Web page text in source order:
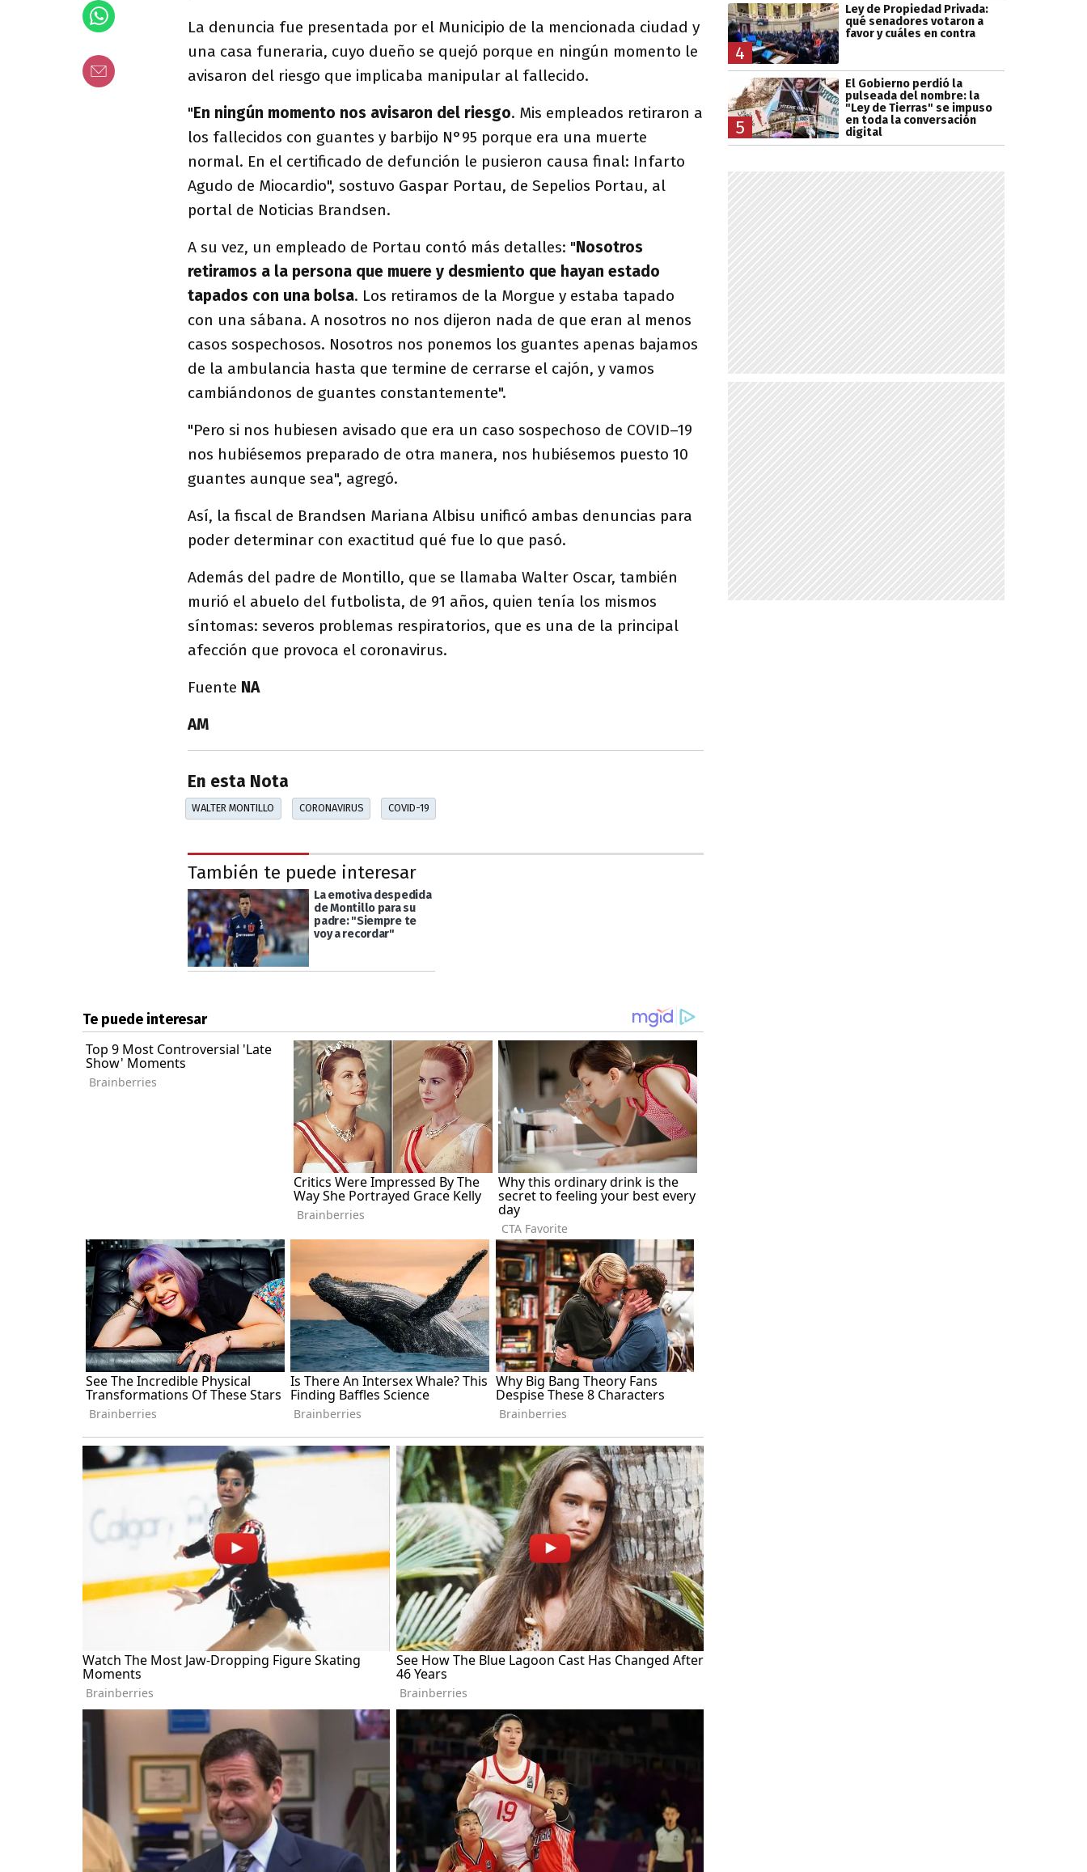
La denuncia fue presentada por el Municipio de la mencionada ciudad y
una casa funeraria, cuyo dueño se quejó porque en ningún momento le
avisaron del riesgo que implicaba manipular al fallecido.
"En ningún momento nos avisaron del riesgo. Mis empleados retiraron a
los fallecidos con guantes y barbijo N°95 porque era una muerte
normal. En el certificado de defunción le pusieron causa final: Infarto
Agudo de Miocardio", sostuvo Gaspar Portau, de Sepelios Portau, al
portal de Noticias Brandsen.
A su vez, un empleado de Portau contó más detalles: "Nosotros
retiramos a la persona que muere y desmiento que hayan estado
tapados con una bolsa. Los retiramos de la Morgue y estaba tapado
con una sábana. A nosotros no nos dijeron nada de que eran al menos
casos sospechosos. Nosotros nos ponemos los guantes apenas bajamos
de la ambulancia hasta que termine de cerrarse el cajón, y vamos
cambiándonos de guantes constantemente".
"Pero si nos hubiesen avisado que era un caso sospechoso de COVID–19
nos hubiésemos preparado de otra manera, nos hubiésemos puesto 10
guantes aunque sea", agregó.
Así, la fiscal de Brandsen Mariana Albisu unificó ambas denuncias para
poder determinar con exactitud qué fue lo que pasó.
Además del padre de Montillo, que se llamaba Walter Oscar, también
murió el abuelo del futbolista, de 91 años, quien tenía los mismos
síntomas: severos problemas respiratorios, que es una de la principal
afección que provoca el coronavirus.
Fuente NA
AM
En esta Nota
WALTER MONTILLO CORONAVIRUS COVID-19
También te puede interesar
La emotiva despedida
de Montillo para su
padre: "Siempre te
voy a recordar"
4
Ley de Propiedad Privada:
qué senadores votaron a
favor y cuáles en contra
5
El Gobierno perdió la
pulseada del nombre: la
"Ley de Tierras" se impuso
en toda la conversación
digital